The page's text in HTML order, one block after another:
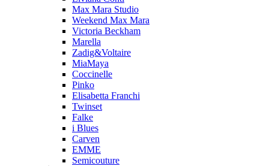
Max Mara Studio
Weekend Max Mara
Victoria Beckham
Marella
Zadig&Voltaire
MiaMaya
Coccinelle
Pinko
Elisabetta Franchi
Twinset
Falke
i Blues
Carven
EMME
Semicouture